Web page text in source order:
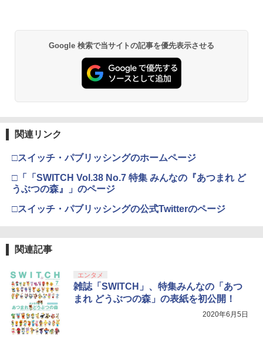
Google 検索で当サイトの記事を優先表示させる
関連リンク
□スイッチ・パブリッシングのホームページ
□「「SWITCH Vol.38 No.7 特集 みんなの『あつまれ ど
うぶつの森』」のページ
□スイッチ・パブリッシングの公式Twitterのページ
関連記事
エンタメ
雑誌「SWITCH」、特集みんなの「あつ
まれ どうぶつの森」の表紙を初公開！
2020年6月5日